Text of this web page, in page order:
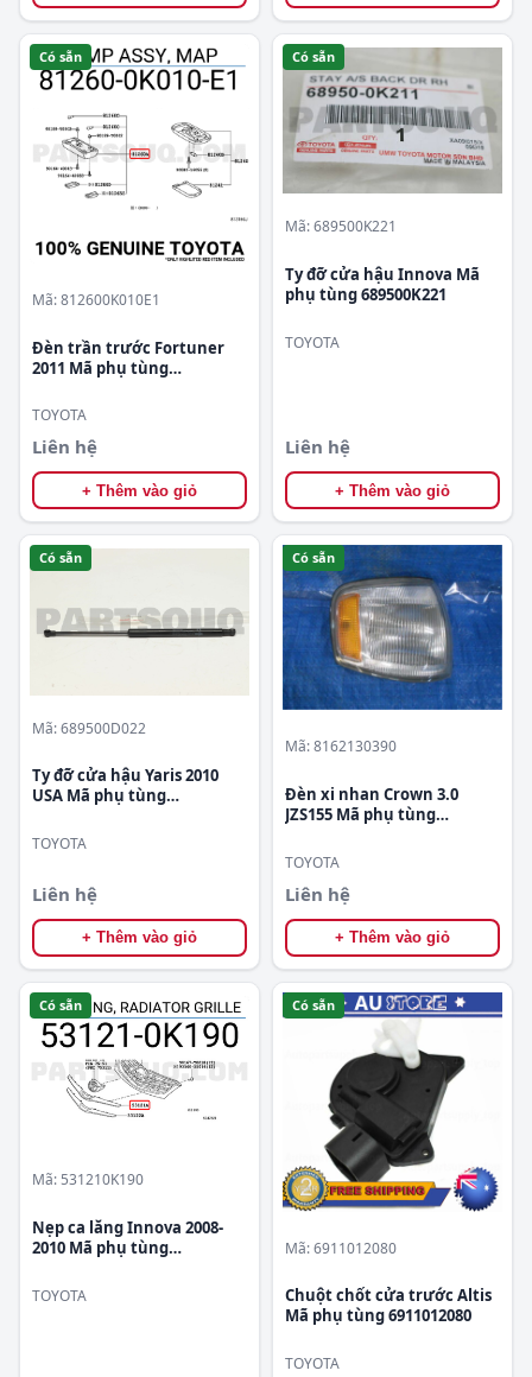
Có sẵn
Mã: 812600K010E1
Đèn trần trước Fortuner
2011 Mã phụ tùng
TOYOTA
Liên hệ
+ Thêm vào giỏ
Có sẵn
Mã: 689500K221
Ty đỡ cửa hậu Innova Mã
phụ tùng 689500K221
TOYOTA
Liên hệ
+ Thêm vào giỏ
Có sẵn
Mã: 689500D022
Ty đỡ cửa hậu Yaris 2010
USA Mã phụ tùng
TOYOTA
Liên hệ
+ Thêm vào giỏ
Có sẵn
Mã: 8162130390
Đèn xi nhan Crown 3.0
JZS155 Mã phụ tùng
TOYOTA
Liên hệ
+ Thêm vào giỏ
Có sẵn
Mã: 531210K190
Nẹp ca lăng Innova 2008-
2010 Mã phụ tùng
TOYOTA
Có sẵn
Mã: 6911012080
Chuột chốt cửa trước Altis
Mã phụ tùng 6911012080
TOYOTA